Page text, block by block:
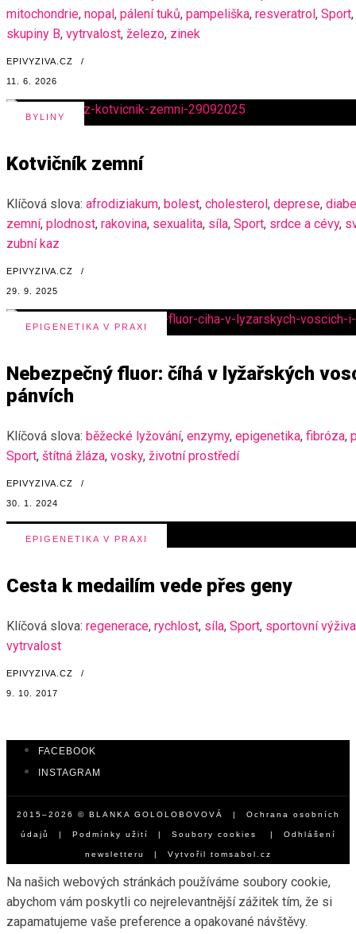
mitochondrie, nopal, pálení tuků, pampeliška, resveratrol, Sport,
skupiny B, vytrvalost, železo, zinek
EPIVYZIVA.CZ /
11. 6. 2026
BYLINY
Kotvičník zemní
Klíčová slova: afrodiziakum, bolest, cholesterol, deprese,
zemní, plodnost, rakovina, sexualita, síla, Sport, srdce a cévy,
zubní kaz
EPIVYZIVA.CZ /
29. 9. 2025
EPIGENETIKA V PRAXI
Nebezpečný fluor: číhá v lyžařských
pánvích
Klíčová slova: běžecké lyžování, enzymy, epigenetika, fibróza,
Sport, štítná žláza, vosky, životní prostředí
EPIVYZIVA.CZ /
30. 1. 2024